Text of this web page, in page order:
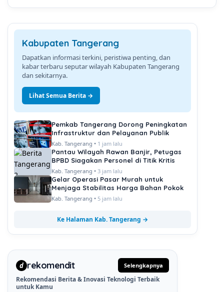
Kabupaten Tangerang
Dapatkan informasi terkini, peristiwa penting, dan
kabar terbaru seputar wilayah Kabupaten Tangerang
dan sekitarnya.
Lihat Semua Berita →
Pemkab Tangerang Dorong Peningkatan
Infrastruktur dan Pelayanan Publik
Kab. Tangerang • 1 jam lalu
Pantau Wilayah Rawan Banjir, Petugas
BPBD Siagakan Personel di Titik Kritis
Kab. Tangerang • 3 jam lalu
Gelar Operasi Pasar Murah untuk
Menjaga Stabilitas Harga Bahan Pokok
Kab. Tangerang • 5 jam lalu
Ke Halaman Kab. Tangerang →
d rekomendit Selengkapnya
Rekomendasi Berita & Inovasi Teknologi Terbaik
untuk Kamu